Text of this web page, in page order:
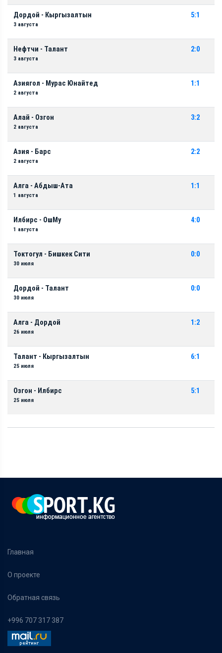
Дордой - Кыргызалтын
3 августа
5:1
Нефтчи - Талант
3 августа
2:0
Азиягол - Мурас Юнайтед
2 августа
1:1
Алай - Озгон
2 августа
3:2
Азия - Барс
2 августа
2:2
Алга - Абдыш-Ата
1 августа
1:1
Илбирс - ОшМу
1 августа
4:0
Токтогул - Бишкек Сити
30 июля
0:0
Дордой - Талант
30 июля
0:0
Алга - Дордой
26 июля
1:2
Талант - Кыргызалтын
25 июля
6:1
Озгон - Илбирс
25 июля
5:1
Главная
О проекте
Обратная связь
+996 707 317 387